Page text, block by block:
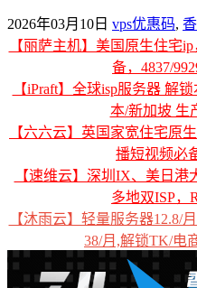
2026年03月10日 vps优惠码,
【丽萨主机】美国原生住宅
备，4837/
【iPraft】全球isp服务器 解
本/新加坡 生
【六六云】英国家宽住宅原
播短视频必
【速维云】深圳IX、美日
多地双ISP，
【沐雨云】轻量服务器12.8/
38/月,解锁TK/电